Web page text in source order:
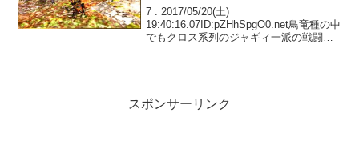
7 : 2017/05/20(土)
19:40:16.07ID:pZHhSpgO0.net鳥竜種の中
でもクロス系列のジャギィ一派の戦闘介
スポンサーリンク